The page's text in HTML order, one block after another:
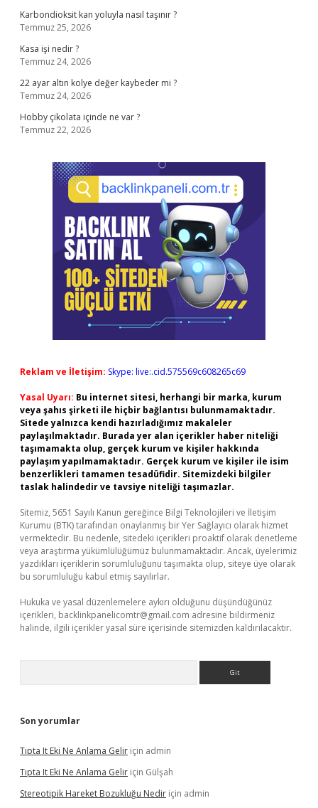
Karbondioksit kan yoluyla nasıl taşınır ?
Temmuz 25, 2026
Kasa işi nedir ?
Temmuz 24, 2026
22 ayar altın kolye değer kaybeder mi ?
Temmuz 24, 2026
Hobby çikolata içinde ne var ?
Temmuz 22, 2026
Reklam ve İletişim: Skype: live:.cid.575569c608265c69
Yasal Uyarı: Bu internet sitesi, herhangi bir marka, kurum
veya şahıs şirketi ile hiçbir bağlantısı bulunmamaktadır.
Sitede yalnızca kendi hazırladığımız makaleler
paylaşılmaktadır. Burada yer alan içerikler haber niteliği
taşımamakta olup, gerçek kurum ve kişiler hakkında
paylaşım yapılmamaktadır. Gerçek kurum ve kişiler ile isim
benzerlikleri tamamen tesadüfidir. Sitemizdeki bilgiler
taslak halindedir ve tavsiye niteliği taşımazlar.
Sitemiz, 5651 Sayılı Kanun gereğince Bilgi Teknolojileri ve İletişim
Kurumu (BTK) tarafından onaylanmış bir Yer Sağlayıcı olarak hizmet
vermektedir. Bu nedenle, sitedeki içerikleri proaktif olarak denetleme
veya araştırma yükümlülüğümüz bulunmamaktadır. Ancak, üyelerimiz
yazdıkları içeriklerin sorumluluğunu taşımakta olup, siteye üye olarak
bu sorumluluğu kabul etmiş sayılırlar.
Hukuka ve yasal düzenlemelere aykırı olduğunu düşündüğünüz
içerikleri, backlinkpanelicomtr@gmail.com adresine bildirmeniz
halinde, ilgili içerikler yasal süre içerisinde sitemizden kaldırılacaktır.
Son yorumlar
Tıpta It Eki Ne Anlama Gelir için admin
Tıpta It Eki Ne Anlama Gelir için Gülşah
Stereotipik Hareket Bozukluğu Nedir için admin